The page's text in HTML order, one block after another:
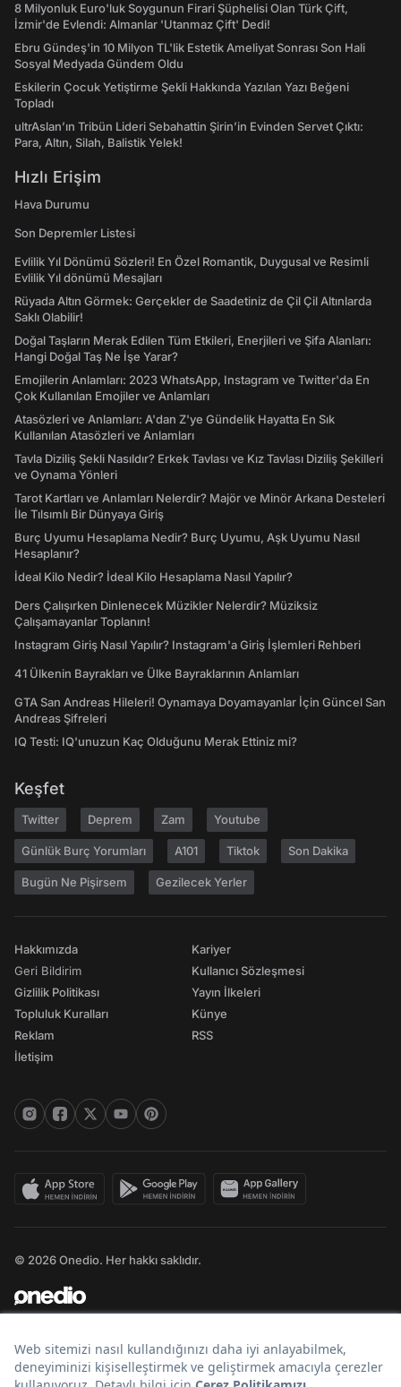
8 Milyonluk Euro'luk Soygunun Firari Şüphelisi Olan Türk Çift,
İzmir'de Evlendi: Almanlar 'Utanmaz Çift' Dedi!
Ebru Gündeş'in 10 Milyon TL'lik Estetik Ameliyat Sonrası Son Hali
Sosyal Medyada Gündem Oldu
Eskilerin Çocuk Yetiştirme Şekli Hakkında Yazılan Yazı Beğeni
Topladı
ultrAslan’ın Tribün Lideri Sebahattin Şirin’in Evinden Servet Çıktı:
Para, Altın, Silah, Balistik Yelek!
Hızlı Erişim
Hava Durumu
Son Depremler Listesi
Evlilik Yıl Dönümü Sözleri! En Özel Romantik, Duygusal ve Resimli
Evlilik Yıl dönümü Mesajları
Rüyada Altın Görmek: Gerçekler de Saadetiniz de Çil Çil Altınlarda
Saklı Olabilir!
Doğal Taşların Merak Edilen Tüm Etkileri, Enerjileri ve Şifa Alanları:
Hangi Doğal Taş Ne İşe Yarar?
Emojilerin Anlamları: 2023 WhatsApp, Instagram ve Twitter'da En
Çok Kullanılan Emojiler ve Anlamları
Atasözleri ve Anlamları: A'dan Z'ye Gündelik Hayatta En Sık
Kullanılan Atasözleri ve Anlamları
Tavla Diziliş Şekli Nasıldır? Erkek Tavlası ve Kız Tavlası Diziliş Şekilleri
ve Oynama Yönleri
Tarot Kartları ve Anlamları Nelerdir? Majör ve Minör Arkana Desteleri
İle Tılsımlı Bir Dünyaya Giriş
Burç Uyumu Hesaplama Nedir? Burç Uyumu, Aşk Uyumu Nasıl
Hesaplanır?
İdeal Kilo Nedir? İdeal Kilo Hesaplama Nasıl Yapılır?
Ders Çalışırken Dinlenecek Müzikler Nelerdir? Müziksiz
Çalışamayanlar Toplanın!
Instagram Giriş Nasıl Yapılır? Instagram'a Giriş İşlemleri Rehberi
41 Ülkenin Bayrakları ve Ülke Bayraklarının Anlamları
GTA San Andreas Hileleri! Oynamaya Doyamayanlar İçin Güncel San
Andreas Şifreleri
IQ Testi: IQ'unuzun Kaç Olduğunu Merak Ettiniz mi?
Keşfet
Twitter Deprem Zam Youtube
Günlük Burç Yorumları A101 Tiktok Son Dakika
Bugün Ne Pişirsem Gezilecek Yerler
Hakkımızda
Geri Bildirim
Gizlilik Politikası
Topluluk Kuralları
Reklam
İletişim
Kariyer
Kullanıcı Sözleşmesi
Yayın İlkeleri
Künye
RSS
© 2026 Onedio. Her hakkı saklıdır.
Bir markasıdır.